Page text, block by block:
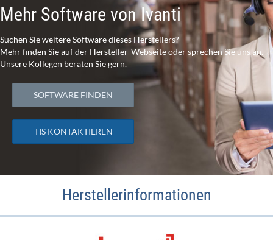
Mehr Software von Ivanti
Suchen Sie weitere Software dieses Herstellers?
Mehr finden Sie auf der Hersteller-Webseite oder sprechen Sie uns an.
Unsere Kollegen beraten Sie gern.
SOFTWARE FINDEN
TIS KONTAKTIEREN
Herstellerinformationen